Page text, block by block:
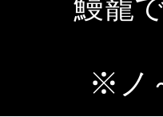
鰻籠
※ノ